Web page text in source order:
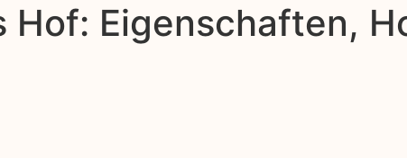
Hof: Eigenschaften,